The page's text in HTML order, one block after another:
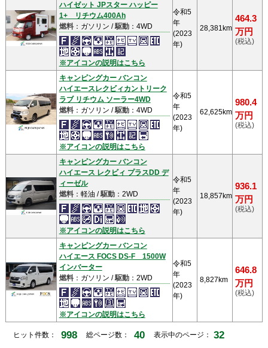
ハイゼット JPスター ハッピー
1+ リチウム400Ah
燃料：ガソリン /駆動：4WD
※アイコンの説明はこちら
令和5
年
(2023
年)
28,381km
464.3
万円
(税込)
キャンピングカー バンコン
ハイエースレクビィカントリーク
ラブ リチウム ソーラー4WD
燃料：ガソリン /駆動：4WD
※アイコンの説明はこちら
令和5
年
(2023
年)
62,625km
980.4
万円
(税込)
キャンピングカー バンコン
ハイエース レクビィ プラスDD デ
ィーゼル
燃料：軽油 /駆動：2WD
※アイコンの説明はこちら
令和5
年
(2023
年)
18,857km
936.1
万円
(税込)
キャンピングカー バンコン
ハイエース FOCS DS-F 1500W
インバーター
燃料：ガソリン /駆動：2WD
※アイコンの説明はこちら
令和5
年
(2023
年)
8,827km
646.8
万円
(税込)
ヒット件数： 998 総ページ数： 40 表示中のページ： 32